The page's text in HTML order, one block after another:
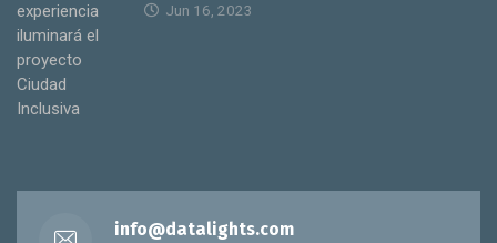
Jun 16, 2023
info@datalights.com